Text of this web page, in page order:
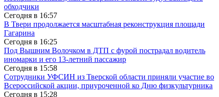
обходчики
Сегодня в 16:57
В Твери продолжается масштабная реконструкция площади
Гагарина
Сегодня в 16:25
Под Вышним Волочком в ДТП с фурой пострадал водитель
иномарки и его 13-летний пассажир
Сегодня в 15:58
Сотрудники УФСИН из Тверской области приняли участие во
Всероссийской акции, приуроченной ко Дню физкультурника
Сегодня в 15:28